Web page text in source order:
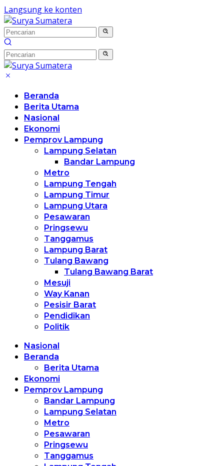
Langsung ke konten
Beranda
Berita Utama
Nasional
Ekonomi
Pemprov Lampung
Lampung Selatan
Bandar Lampung
Metro
Lampung Tengah
Lampung Timur
Lampung Utara
Pesawaran
Pringsewu
Tanggamus
Lampung Barat
Tulang Bawang
Tulang Bawang Barat
Mesuji
Way Kanan
Pesisir Barat
Pendidikan
Politik
Nasional
Beranda
Berita Utama
Ekonomi
Pemprov Lampung
Bandar Lampung
Lampung Selatan
Metro
Pesawaran
Pringsewu
Tanggamus